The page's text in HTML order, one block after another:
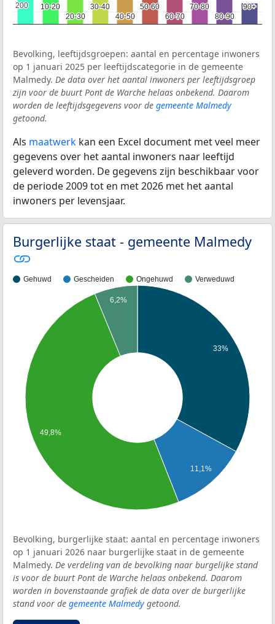
10-20
10-20
20-30
20-30
30-40
30-40
40-50
40-50
50-60
50-60
60-70
60-70
70-80
70-80
80-90
80-90
90+
90+
200
200
Bevolking, leeftijdsgroepen: aantal en percentage inwoners
op 1 januari 2025 per leeftijdscategorie in de gemeente
Malmedy. De data over het aantal inwoners per leeftijdsgroep
zijn voor de buurt Pont de Warche helaas onbekend. Daarom
worden de leeftijdsgegevens voor de gemeente Malmedy
getoond.
Als maatwerk kan een Excel document met veel meer
gegevens over het aantal inwoners naar leeftijd
geleverd worden. De gegevens zijn beschikbaar voor
de periode 2009 tot en met 2026 met het aantal
inwoners per levensjaar.
Burgerlijke staat - gemeente Malmedy
Gehuwd Gescheiden Ongehuwd Verweduwd
33%
11,1%
6,2%
49,8%
Bevolking, burgerlijke staat: aantal en percentage inwoners
op 1 januari 2026 naar burgerlijke staat in de gemeente
Malmedy. De verdeling van de bevolking naar burgelijke stand
is voor de buurt Pont de Warche helaas onbekend. Daarom
worden in bovenstaande grafiek de data over de burgerlijke
stand voor de gemeente Malmedy getoond.